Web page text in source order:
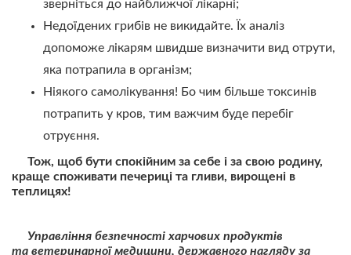
зверніться до найближчої лікарні;
Недоїдених грибів не викидайте. Їх аналіз
допоможе лікарям швидше визначити вид отрути,
яка потрапила в організм;
Ніякого самолікування! Бо чим більше токсинів
потрапить у кров, тим важчим буде перебіг
отруєння.
Тож, щоб бути спокійним за себе і за свою родину,
краще споживати печериці та гливи, вирощені в
теплицях!
Управління безпечності харчових продуктів
та ветеринарної медицини, державного нагляду за